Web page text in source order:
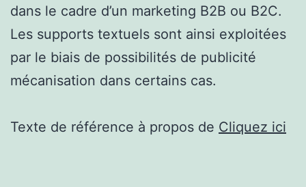
dans le cadre d’un marketing B2B ou B2C.
Les supports textuels sont ainsi exploitées
par le biais de possibilités de publicité
mécanisation dans certains cas.
Texte de référence à propos de Cliquez ici